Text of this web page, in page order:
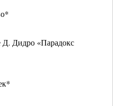
Дидро «Парадокс